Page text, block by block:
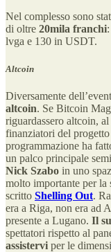
Nel complesso sono
di oltre 20mila franchi
lvga e 130 in USDT.
Altcoin
Diversamente
altcoin. Se Bitcoin
riguardassero altcoin,
finanziatori del
programmazione ha
un palco principale
Nick Szabo in uno
molto importante per la
scritto Shelling Out.
era a Riga, non era ad
presente a Lugano. Il
spettatori rispetto al
assistervi per le